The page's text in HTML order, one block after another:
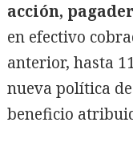
acción,
en efectivo
anterior, hasta
nueva política
beneficio